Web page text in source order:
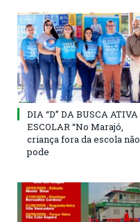
DIA “D” DA BUSCA ATIVA
ESCOLAR “No Marajó,
criança fora da escola não
pode